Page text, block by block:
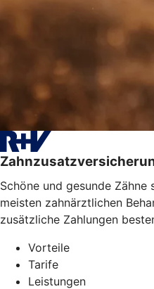
Schöne und gesunde
meisten zahnärztlichen
zusätzliche Zahlungen
Vorteile
Tarife
Leistungen